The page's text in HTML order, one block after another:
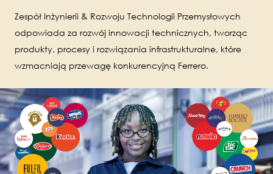
Zespół Inżynierii & Rozwoju Technologii Przemysłowych
odpowiada za rozwój innowacji technicznych, tworząc
produkty, procesy i rozwiązania infrastrukturalne, które
wzmacniają przewagę konkurencyjną Ferrero.